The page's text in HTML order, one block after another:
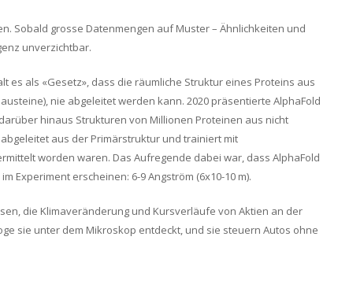
Sobald grosse Datenmengen auf Muster – Ähnlichkeiten und
unverzichtbar.
es als «Gesetz», dass die räumliche Struktur eines Proteins aus
nie abgeleitet werden kann. 2020 präsentierte AlphaFold
hinaus Strukturen von Millionen Proteinen aus nicht
aus der Primärstruktur und trainiert mit
worden waren. Das Aufregende dabei war, dass AlphaFold
Experiment erscheinen: 6-9 Angström (6x10-10 m).
die Klimaveränderung und Kursverläufe von Aktien an der
sie unter dem Mikroskop entdeckt, und sie steuern Autos ohne